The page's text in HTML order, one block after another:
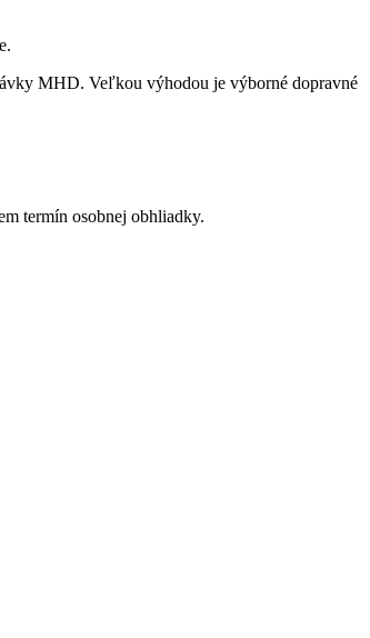
MHD. Veľkou výhodou je výborné dopravné
termín osobnej obhliadky.